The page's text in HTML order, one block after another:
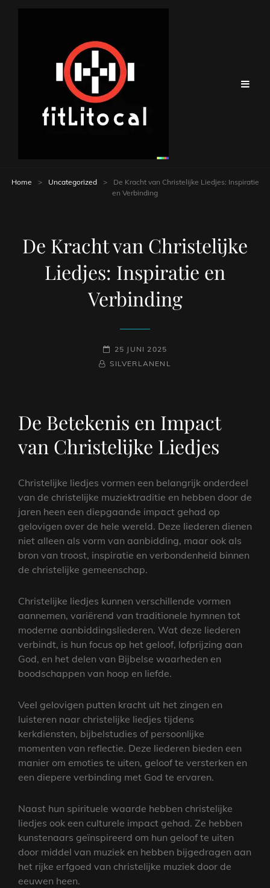
Home > Uncategorized >
De Kracht van Christelijke Liedjes: Inspiratie
en Verbinding
De Kracht van Christelijke
Liedjes: Inspiratie en
Verbinding
GEPLAATST
OP
25 JUNI 2025
NAAMREGEL
BYLINE
SILVERLANENL
De Betekenis en Impact
van Christelijke Liedjes
Christelijke liedjes vormen een belangrijk onderdeel
van de christelijke muziektraditie en hebben door de
jaren heen een diepgaande impact gehad op
gelovigen over de hele wereld. Deze liederen dienen
niet alleen als vorm van aanbidding, maar ook als
bron van troost, inspiratie en verbondenheid binnen
de christelijke gemeenschap.
Christelijke liedjes kunnen verschillende vormen
aannemen, variërend van traditionele hymnen tot
moderne aanbiddingsliederen. Wat deze liederen
verbindt, is hun focus op het geloof, lofprijzing aan
God, en het delen van Bijbelse waarheden en
boodschappen van hoop en liefde.
Veel gelovigen putten kracht uit het zingen en
luisteren naar christelijke liedjes tijdens
kerkdiensten, bijbelstudies of persoonlijke
momenten van reflectie. Deze liederen bieden een
manier om emoties te uiten, geloof te versterken en
een diepere verbinding met God te ervaren.
Naast hun spirituele waarde hebben christelijke
liedjes ook een culturele impact gehad. Ze hebben
kunstenaars geïnspireerd om hun geloof te uiten
door middel van muziek en hebben bijgedragen aan
het rijke erfgoed van christelijke muziek door de
eeuwen heen.